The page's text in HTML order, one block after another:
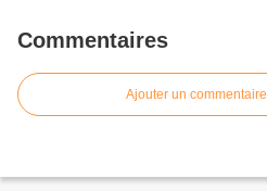
Commentaires
Ajouter un commentaire